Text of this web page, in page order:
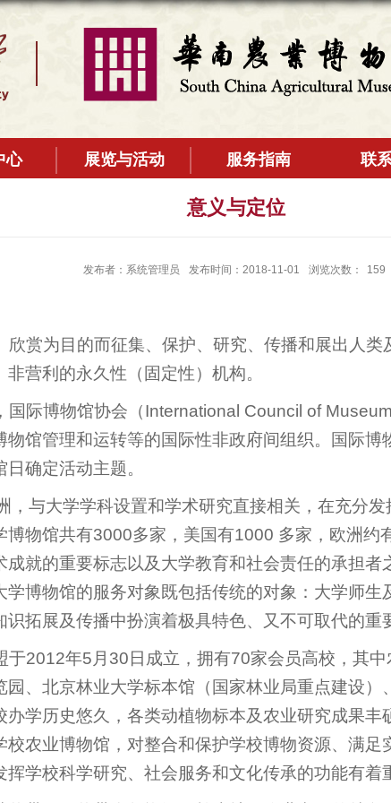
心 展览与活动 服务指南 联
意义与定位
发布者：系统管理员 发布时间：2018-11-01 浏览次数： 159
欣赏为目的而征集、保护、研究、传播和展出人
营利的永久性（固定性）机构。
国际博物馆协会（International Council of
物馆管理和运转等的国际性非政府间组织。国际
确定活动主题。
，与大学学科设置和学术研究直接相关，在充分
物馆共有3000多家，美国有1000 多家，欧洲约
就的重要标志以及大学教育和社会责任的承担
博物馆的服务对象既包括传统的对象：大学师生
拓展及传播中扮演着极具特色、又不可取代的重
于2012年5月30日成立，拥有70家会员高校，其
、北京林业大学标本馆（国家林业局重点建设
学历史悠久，各类动植物标本及农业研究成果
农业博物馆，对整合和保护学校博物资源、满
学校科学研究、社会服务和文化传承的功能有着